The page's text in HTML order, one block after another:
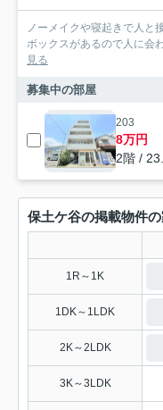
ノーメイクや寝起きで人と
ボックスがあるので人に会
見る
募集中の部屋
203
8万円
2階 /
保土ケ谷の掲載物件
1R～1K
1DK～1LDK
2K～2LDK
3K～3LDK